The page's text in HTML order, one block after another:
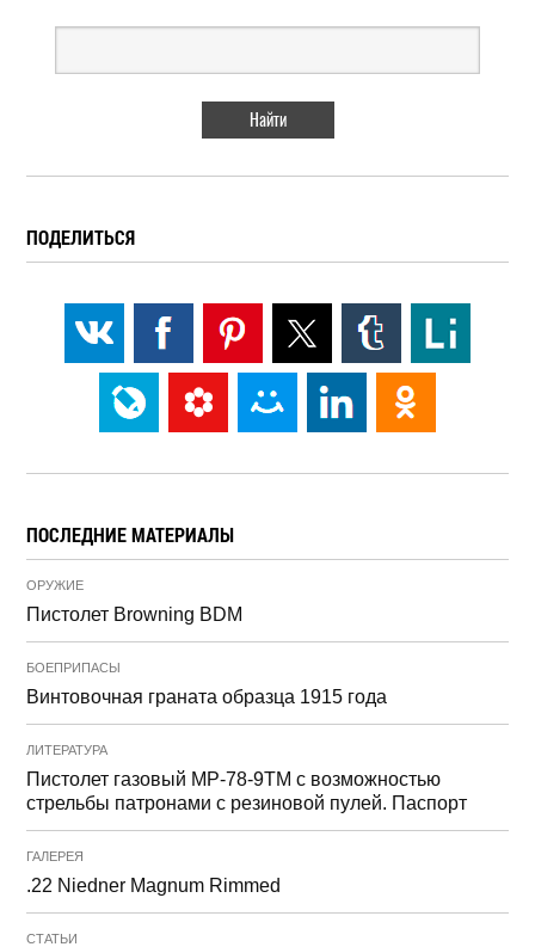
ПОДЕЛИТЬСЯ
ПОСЛЕДНИЕ МАТЕРИАЛЫ
ОРУЖИЕ
Пистолет Browning BDM
БОЕПРИПАСЫ
Винтовочная граната образца 1915 года
ЛИТЕРАТУРА
Пистолет газовый МР-78-9ТМ с возможностью
стрельбы патронами с резиновой пулей. Паспорт
ГАЛЕРЕЯ
.22 Niedner Magnum Rimmed
СТАТЬИ